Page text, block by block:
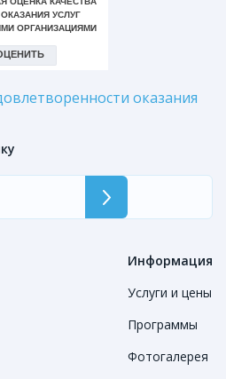
оказания
Информация
Услуги и цены
Программы
Фотогалерея